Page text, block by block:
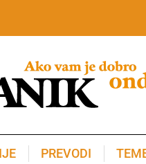
PREVODI